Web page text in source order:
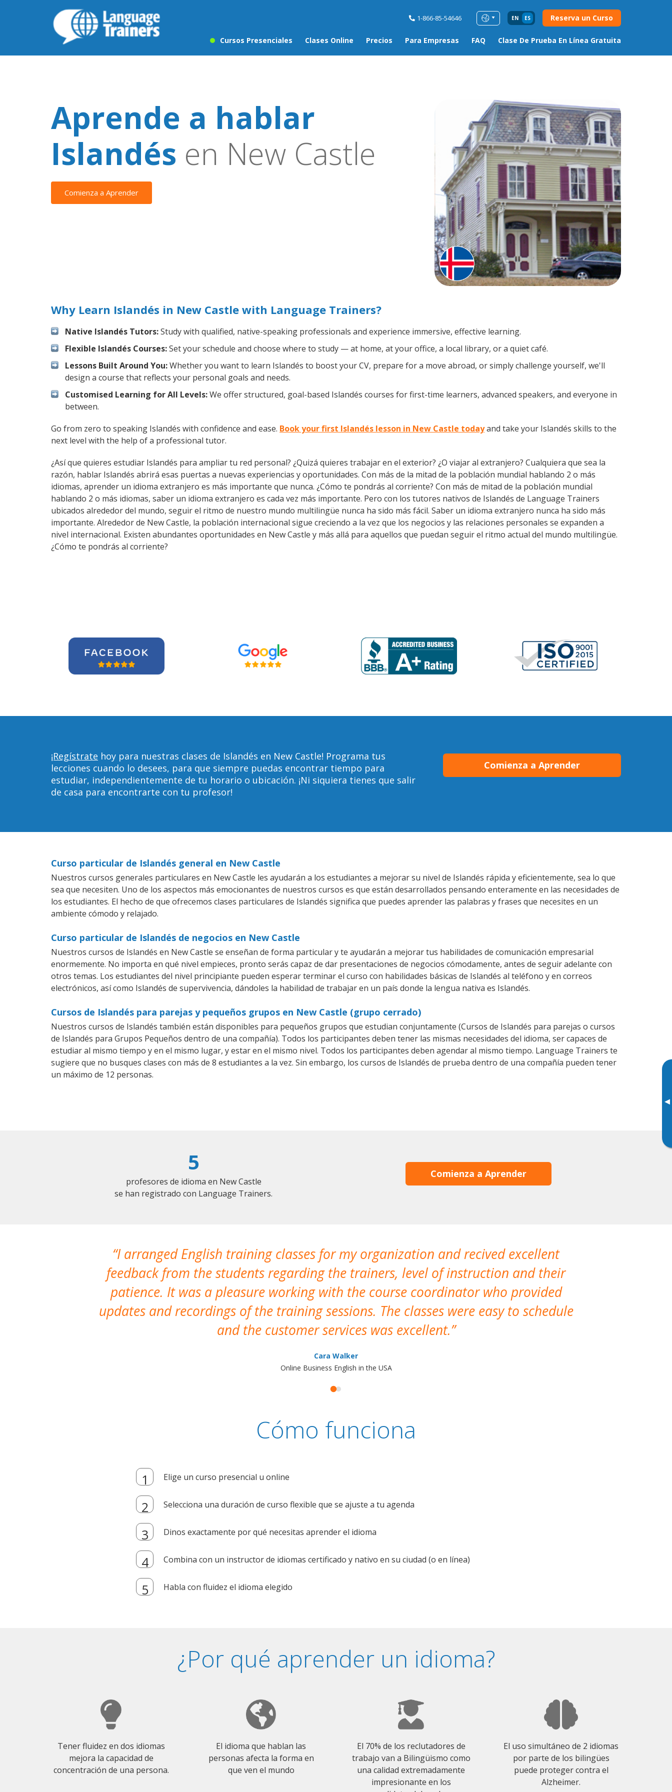
1-866-85-54646 EN ES Reserva un Curso
Cursos Presenciales Clases Online Precios Para Empresas FAQ Clase De Prueba En Línea Gratuita
▸
Aprende a hablar
Islandés en New Castle
Comienza a Aprender
Why Learn Islandés in New Castle with Language Trainers?
Native Islandés Tutors:Study with qualified, native-speaking professionals and experience immersive, effective learning.
Flexible Islandés Courses:Set your schedule and choose where to study — at home, at your office, a local library, or a quiet café.
Lessons Built Around You:Whether you want to learn Islandés to boost your CV, prepare for a move abroad, or simply challenge yourself, we'll
design a course that reflects your personal goals and needs.
Customised Learning for All Levels:We offer structured, goal-based Islandés courses for first-time learners, advanced speakers, and everyone in
between.
Go from zero to speaking Islandés with confidence and ease. Book your first Islandés lesson in New Castle todayand take your Islandés skills to the
next level with the help of a professional tutor.
¿Así que quieres estudiar Islandés para ampliar tu red personal? ¿Quizá quieres trabajar en el exterior? ¿O viajar al extranjero? Cualquiera que sea la
razón, hablar Islandés abrirá esas puertas a nuevas experiencias y oportunidades. Con más de la mitad de la población mundial hablando 2 o más
idiomas, aprender un idioma extranjero es más importante que nunca. ¿Cómo te pondrás al corriente? Con más de mitad de la población mundial
hablando 2 o más idiomas, saber un idioma extranjero es cada vez más importante. Pero con los tutores nativos de Islandés de Language Trainers
ubicados alrededor del mundo, seguir el ritmo de nuestro mundo multilingüe nunca ha sido más fácil. Saber un idioma extranjero nunca ha sido más
importante. Alrededor de New Castle, la población internacional sigue creciendo a la vez que los negocios y las relaciones personales se expanden a
nivel internacional. Existen abundantes oportunidades en New Castle y más allá para aquellos que puedan seguir el ritmo actual del mundo multilingüe.
¿Cómo te pondrás al corriente?
¡Regístrate hoy para nuestras clases de Islandés en New Castle! Programa tus
lecciones cuando lo desees, para que siempre puedas encontrar tiempo para
estudiar, independientemente de tu horario o ubicación. ¡Ni siquiera tienes que salir
de casa para encontrarte con tu profesor!
Comienza a Aprender
Curso particular de Islandés general en New Castle
Nuestros cursos generales particulares en New Castle les ayudarán a los estudiantes a mejorar su nivel de Islandés rápida y eficientemente, sea lo que
sea que necesiten. Uno de los aspectos más emocionantes de nuestros cursos es que están desarrollados pensando enteramente en las necesidades de
los estudiantes. El hecho de que ofrecemos clases particulares de Islandés significa que puedes aprender las palabras y frases que necesites en un
ambiente cómodo y relajado.
Curso particular de Islandés de negocios en New Castle
Nuestros cursos de Islandés en New Castle se enseñan de forma particular y te ayudarán a mejorar tus habilidades de comunicación empresarial
enormemente. No importa en qué nivel empieces, pronto serás capaz de dar presentaciones de negocios cómodamente, antes de seguir adelante con
otros temas. Los estudiantes del nivel principiante pueden esperar terminar el curso con habilidades básicas de Islandés al teléfono y en correos
electrónicos, así como Islandés de supervivencia, dándoles la habilidad de trabajar en un país donde la lengua nativa es Islandés.
Cursos de Islandés para parejas y pequeños grupos en New Castle (grupo cerrado)
Nuestros cursos de Islandés también están disponibles para pequeños grupos que estudian conjuntamente (Cursos de Islandés para parejas o cursos
de Islandés para Grupos Pequeños dentro de una compañía). Todos los participantes deben tener las mismas necesidades del idioma, ser capaces de
estudiar al mismo tiempo y en el mismo lugar, y estar en el mismo nivel. Todos los participantes deben agendar al mismo tiempo. Language Trainers te
sugiere que no busques clases con más de 8 estudiantes a la vez. Sin embargo, los cursos de Islandés de prueba dentro de una compañía pueden tener
un máximo de 12 personas.
5
profesores de idioma en New Castle
se han registrado con Language Trainers.
Comienza a Aprender
I arranged English training classes for my organization and recived excellent
feedback from the students regarding the trainers, level of instruction and their
patience. It was a pleasure working with the course coordinator who provided
updates and recordings of the training sessions. The classes were easy to schedule
and the customer services was excellent.
Cara Walker
Online Business English in the USA
Cómo funciona
Elige un curso presencial u online
Selecciona una duración de curso flexible que se ajuste a tu agenda
Dinos exactamente por qué necesitas aprender el idioma
Combina con un instructor de idiomas certificado y nativo en su ciudad (o en línea)
Habla con fluidez el idioma elegido
¿Por qué aprender un idioma?
Tener fluidez en dos idiomas
mejora la capacidad de
concentración de una persona.
El idioma que hablan las
personas afecta la forma en
que ven el mundo
El 70% de los reclutadores de
trabajo van a Bilingüismo como
una calidad extremadamente
impresionante en los
El uso simultáneo de 2 idiomas
por parte de los bilingües
puede proteger contra el
Alzheimer.